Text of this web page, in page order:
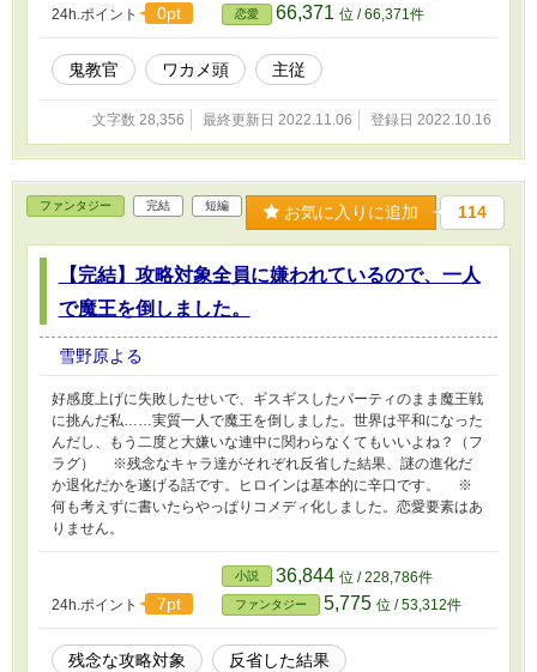
24h.ポイント 0pt 恋愛 66,371 位 / 66,371件
鬼教官 ワカメ頭 主従
文字数 28,356 最終更新日 2022.11.06 登録日 2022.10.16
ファンタジー 完結 短編 お気に入りに追加 114
【完結】攻略対象全員に嫌われているので、一人
で魔王を倒しました。
雪野原よる
好感度上げに失敗したせいで、ギスギスしたパーティのまま魔王戦
に挑んだ私……実質一人で魔王を倒しました。世界は平和になった
んだし、もう二度と大嫌いな連中に関わらなくてもいいよね？（フ
ラグ） ※残念なキャラ達がそれぞれ反省した結果、謎の進化だ
か退化だかを遂げる話です。ヒロインは基本的に辛口です。 ※
何も考えずに書いたらやっぱりコメディ化しました。恋愛要素はあ
りません。
24h.ポイント 7pt
小説 36,844 位 / 228,786件
ファンタジー 5,775 位 / 53,312件
残念な攻略対象
反省した結果